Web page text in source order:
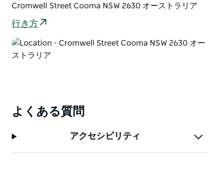
Cromwell Street Cooma NSW 2630 オーストラリア
行き方
よくある質問
アクセシビリティ